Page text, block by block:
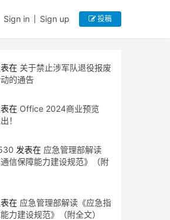
Sign in Sign up 投稿
在 关于禁止涉军队退役报废
的通告
在 Office 2024商业预览
！
发表在 应急管理部解读
通信保障能力建设规范》（附
在 应急管理部解读《应急指
力建设规范》（附全文）